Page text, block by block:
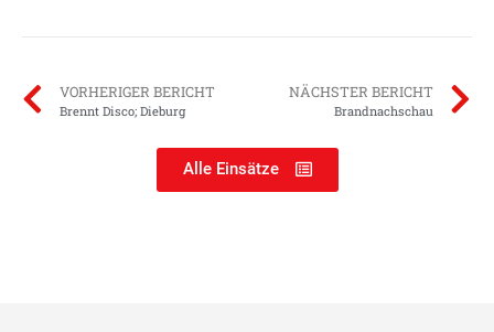
VORHERIGER BERICHT
Brennt Disco; Dieburg
NÄCHSTER BERICHT
Brandnachschau
Alle Einsätze